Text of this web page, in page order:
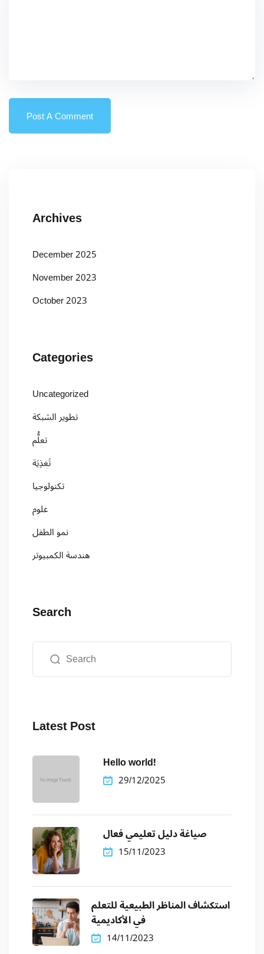
Archives
December 2025
November 2023
October 2023
Categories
Uncategorized
تطوير الشبكة
تعلُّم
تَغذِيَة
تكنولوجيا
علوم
نمو الطفل
هندسة الكمبيوتر
Search
Latest Post
Hello world!
29/12/2025
صياغة دليل تعليمي فعال
15/11/2023
استكشاف المناظر الطبيعية للتعلم
في الأكاديمية
14/11/2023